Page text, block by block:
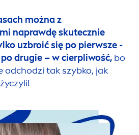
można z
naprawdę skutecznie
uzbroić się po pierwsze -
drugie – w cierpliwość, bo
odchodzi tak szybko, jak